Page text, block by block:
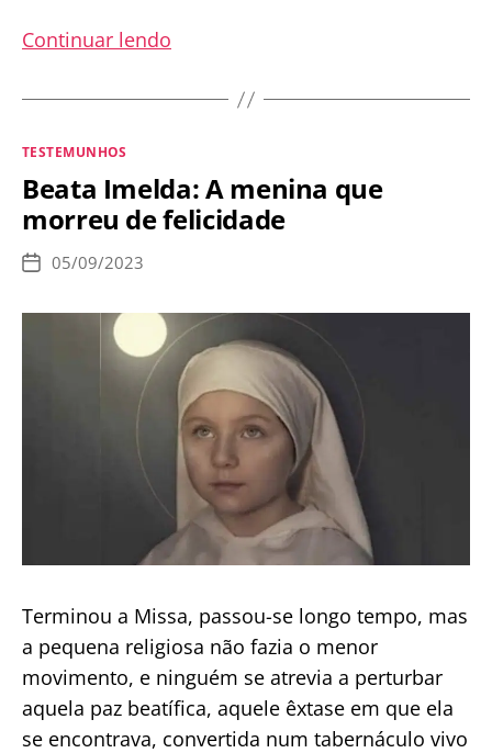
Continuar lendo
luminosa
Teresinha
do
Categorias
TESTEMUNHOS
Beata Imelda: A menina que
morreu de felicidade
Data
publicação
05/09/2023
Terminou a Missa, passou-se longo tempo, mas
a pequena religiosa não fazia o menor
movimento, e ninguém se atrevia a perturbar
aquela paz beatífica, aquele êxtase em que ela
se encontrava, convertida num tabernáculo vivo